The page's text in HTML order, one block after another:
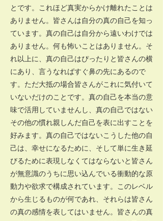
とです。これほど真実からかけ離れたことは
ありません。皆さんは自分の真の自己を知っ
ています。真の自己は自分から遠いわけでは
ありません。何も怖いことはありません。そ
れ以上に、真の自己はぴったりと皆さんの横
にあり、言うなればすぐ鼻の先にあるので
す。ただ大抵の場合皆さんがこれに気付いて
いないだけのことです。真の自己を本当の意
味で活用していませんし、真の自己ではない
その他の慣れ親しんだ自己を表に出すことを
好みます。真の自己ではないこうした他の自
己は、幸せになるために、そして単に生き延
びるために表現しなくてはならないと皆さん
が無意識のうちに思い込んでいる衝動的な原
動力や欲求で構成されています。このレベル
から生じるものが何であれ、それらは皆さん
の真の感情を表してはいません。皆さんの真